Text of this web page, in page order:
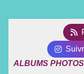
ALBUMS PHOTOS